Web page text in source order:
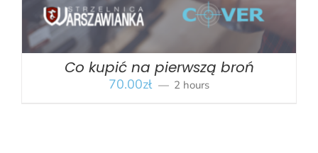
Co kupić na pierwszą broń
70.00zł 2 hours